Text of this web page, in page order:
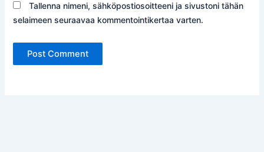
Tallenna nimeni, sähköpostiosoitteeni ja sivustoni tähän
selaimeen seuraavaa kommentointikertaa varten.